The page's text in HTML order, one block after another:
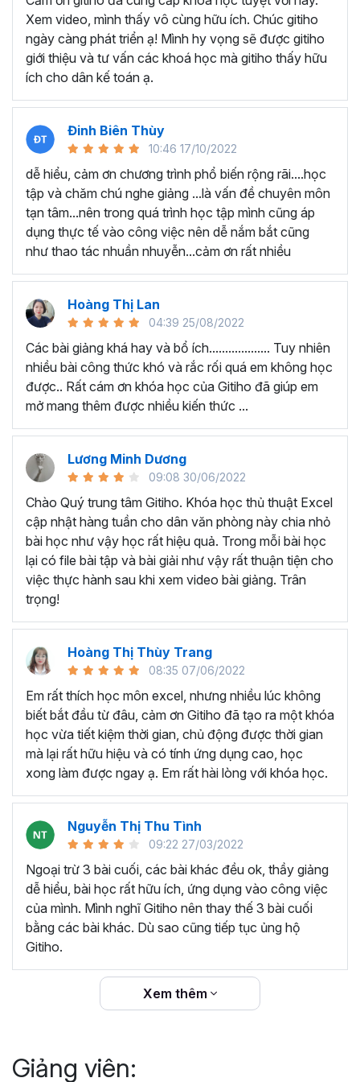
Học nhanh nhưng nhớ lâu bởi luôn có các bài tập
thực hành kèm với lý thuyết.
Các video bài giảng được xây dựng dựa trên các
chủ đề cụ thể, đồng thời chú trọng tối đa đến tính
ứng dụng cao. Đặc biệt, bộ videocác thủ thuật
khác, phù hợp với tất cả mọi đối tượng muốn tỏa
sáng nơi công sở với thủ thuật Excel nâng cao thông
minh và tạo kết quả bất ngờ trong công việc.
Bạn sẽ tự tin xử lý được mọi việc trên các công cụ
Excel một cách chuyên nghiệp giúp đẩy nhân được
tiến độ công việc, nâng cao hiệu suất làm việc lên
tới 5 lần.
Đặc biệt khiđăng ký khóa học EXG02học viên sẽ có cơ
hội nhận ưu đãi sở hữu trọn đời chỉ với
tác đăng ký khá đơn giản, bạn chỉ cần nhấn vào ĐĂNG
KÝ HỌC NGAY khóa học EXG08 trên gitiho.com là xong.
Nếu có bất cứ thắc mắc nào liên quan đến tớikhóa học
EXG02 - Thủ thuật Excel cập nhật hàng tuầnbạn hãy
để kết nối cho Gitiho qua hotline 0774 116 285 để được
tư vấn chi tiết nhé.
Nội dung bài giảng trong khóa
học thủ thuật trên Excel của
Gitiho?
Khóa học Thủ thuật Excel cập nhật các mẹo Excel văn
phòng hàng tuần, bạn có thể được update những nội
dung mới nhất về tin học văn phòng như sau:
Định dạng nhanh bằng công cụFormat Paintervà
toán, các thủ thuật excel tính tổng, đặt tên nhanh
cho bảng tính, hiển thị công thức trong ô, tạo ghi
chú và cố định dòng - cột.
Kỹ thuật định dạng và xử lý dữ liệu bao gồm tự động
thêm ký hiệu tiền tệ, viết biểu thức hóa học - toán
học và loại bỏ dữ liệu trùng lặp.
Tổng hợp thủ thuật với hàm, công thức bao gồm
cách tắt/mở gợi ý khi viết hàm, đặt tên và sử dụng
gian.
Tổng hợp hàm, công thức tính toán theo thời gian
như hàm tính toán theo tháng, tuổi, ngày hết hạn
hợp đồng,...
Hướng dẫn dùng các hàm và công thức nâng cao
nhưSUM, SUMIFS, VLOOKUP, INDEX, và các thủ
thuật hay trong Excel khác với hàm và công thức.
Những thiết lập chế độ làm việc trên Excel như thiết
lập theme, background, in ấn, và các thanh, tiêu đề,
đường kẻ lưới trong Excel.
và gán nội dung văn bản vào hình khối.
Xem video, mình thấy vô cùng hữu ích. Chúc gitiho
ngày càng phát triển ạ! Mình hy vọng sẽ được gitiho
giới thiệu và tư vấn các khoá học mà gitiho thấy hữu
ích cho dân kế toán ạ.
Đinh Biên Thùy
10:46 17/10/2022
dễ hiểu, cảm ơn chương trình phổ biến rộng rãi....học
tập và chăm chú nghe giảng ...là vấn đề chuyên môn
tạn tâm...nên trong quá trình học tập mình cũng áp
dụng thực tế vào công việc nên dễ nắm bắt cũng
như thao tác nhuần nhuyễn...cảm ơn rất nhiều
Hoàng Thị Lan
04:39 25/08/2022
Các bài giảng khá hay và bổ ích................... Tuy nhiên
nhiều bài công thức khó và rắc rối quá em không học
được.. Rất cám ơn khóa học của Gitiho đã giúp em
mở mang thêm được nhiều kiến thức ...
Lương Minh Dương
09:08 30/06/2022
Chào Quý trung tâm Gitiho. Khóa học thủ thuật Excel
cập nhật hàng tuần cho dân văn phòng này chia nhỏ
bài học như vậy học rất hiệu quả. Trong mỗi bài học
lại có file bài tập và bài giải như vậy rất thuận tiện cho
việc thực hành sau khi xem video bài giảng. Trân
trọng!
Hoàng Thị Thùy Trang
08:35 07/06/2022
Em rất thích học môn excel, nhưng nhiều lúc không
biết bắt đầu từ đâu, cảm ơn Gitiho đã tạo ra một khóa
học vừa tiết kiệm thời gian, chủ động được thời gian
mà lại rất hữu hiệu và có tính ứng dụng cao, học
xong làm được ngay ạ. Em rất hài lòng với khóa học.
Nguyễn Thị Thu Tình
09:22 27/03/2022
Ngoại trừ 3 bài cuối, các bài khác đều ok, thầy giảng
dễ hiểu, bài học rất hữu ích, ứng dụng vào công việc
của mình. Mình nghĩ Gitiho nên thay thế 3 bài cuối
bằng các bài khác. Dù sao cũng tiếp tục ủng hộ
Gitiho.
Xem thêm
Giảng viên: